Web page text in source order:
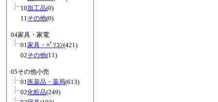
10加工品(0)
11その他(0)
04家具・家電
01家具・ﾊﾟｿｺﾝ(421)
02その他(11)
05その他小売
01医薬品・薬局(613)
02化粧品(249)